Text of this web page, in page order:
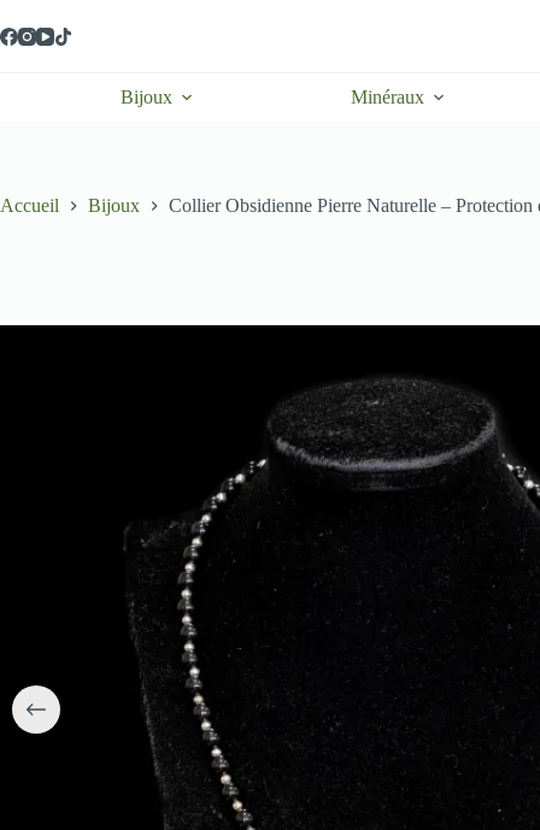
au
contenu
Bijoux Minéraux
Accueil Bijoux Collier Obsidienne Pierre Naturelle – Protection